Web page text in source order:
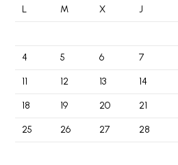
L
M X J
4 5 6 7
11 12 13 14
18 19 20 21
25 26 27 28